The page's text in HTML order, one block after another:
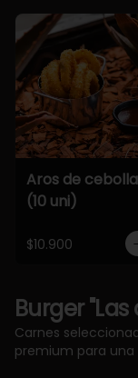
Aros de cebolla
(10 uni)
$10.900
Burger
Carnes
premium para